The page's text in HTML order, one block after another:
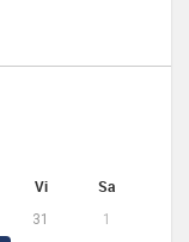
Vi Sa
31
1